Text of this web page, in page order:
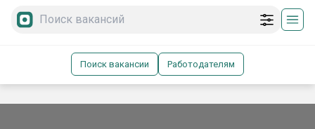
Поиск вакансии Работодателям